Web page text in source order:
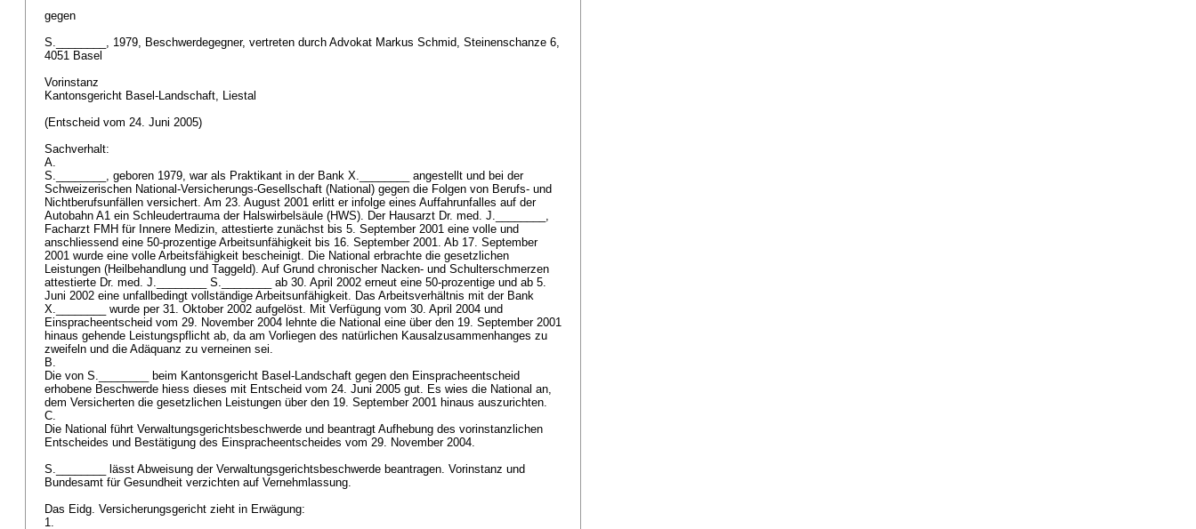
gegen
S.________, 1979, Beschwerdegegner, vertreten durch Advokat Markus Schmid, Steinenschanze 6,
4051 Basel
Vorinstanz
Kantonsgericht Basel-Landschaft, Liestal
(Entscheid vom 24. Juni 2005)
Sachverhalt:
A.
S.________, geboren 1979, war als Praktikant in der Bank X.________ angestellt und bei der
Schweizerischen National-Versicherungs-Gesellschaft (National) gegen die Folgen von Berufs- und
Nichtberufsunfällen versichert. Am 23. August 2001 erlitt er infolge eines Auffahrunfalles auf der
Autobahn A1 ein Schleudertrauma der Halswirbelsäule (HWS). Der Hausarzt Dr. med. J.________,
Facharzt FMH für Innere Medizin, attestierte zunächst bis 5. September 2001 eine volle und
anschliessend eine 50-prozentige Arbeitsunfähigkeit bis 16. September 2001. Ab 17. September
2001 wurde eine volle Arbeitsfähigkeit bescheinigt. Die National erbrachte die gesetzlichen
Leistungen (Heilbehandlung und Taggeld). Auf Grund chronischer Nacken- und Schulterschmerzen
attestierte Dr. med. J.________ S.________ ab 30. April 2002 erneut eine 50-prozentige und ab 5.
Juni 2002 eine unfallbedingt vollständige Arbeitsunfähigkeit. Das Arbeitsverhältnis mit der Bank
X.________ wurde per 31. Oktober 2002 aufgelöst. Mit Verfügung vom 30. April 2004 und
Einspracheentscheid vom 29. November 2004 lehnte die National eine über den 19. September 2001
hinaus gehende Leistungspflicht ab, da am Vorliegen des natürlichen Kausalzusammenhanges zu
zweifeln und die Adäquanz zu verneinen sei.
B.
Die von S.________ beim Kantonsgericht Basel-Landschaft gegen den Einspracheentscheid
erhobene Beschwerde hiess dieses mit Entscheid vom 24. Juni 2005 gut. Es wies die National an,
dem Versicherten die gesetzlichen Leistungen über den 19. September 2001 hinaus auszurichten.
C.
Die National führt Verwaltungsgerichtsbeschwerde und beantragt Aufhebung des vorinstanzlichen
Entscheides und Bestätigung des Einspracheentscheides vom 29. November 2004.
S.________ lässt Abweisung der Verwaltungsgerichtsbeschwerde beantragen. Vorinstanz und
Bundesamt für Gesundheit verzichten auf Vernehmlassung.
Das Eidg. Versicherungsgericht zieht in Erwägung:
1.